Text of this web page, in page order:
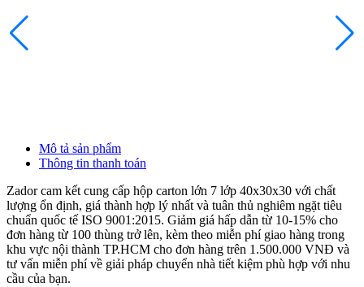
Mô tả sản phẩm
Thông tin thanh toán
Zador cam kết cung cấp hộp carton lớn 7 lớp 40x30x30 với chất
lượng ổn định, giá thành hợp lý nhất và tuân thủ nghiêm ngặt tiêu
chuẩn quốc tế ISO 9001:2015. Giảm giá hấp dẫn từ 10-15% cho
đơn hàng từ 100 thùng trở lên, kèm theo miễn phí giao hàng trong
khu vực nội thành TP.HCM cho đơn hàng trên 1.500.000 VNĐ và
tư vấn miễn phí về giải pháp chuyển nhà tiết kiệm phù hợp với nhu
cầu của bạn.